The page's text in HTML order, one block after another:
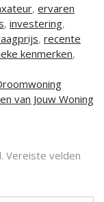
, ervaren
, investering,
, recente
kenmerken,
van Jouw Woning
Vereiste velden